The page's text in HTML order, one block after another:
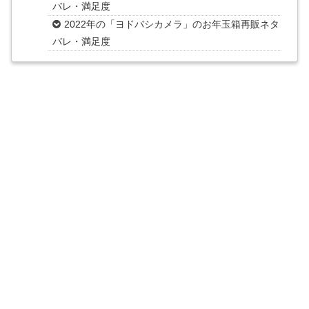
バレ・満足度
2022年の「ヨドバシカメラ」のお年玉箱再販ネタ
バレ・満足度